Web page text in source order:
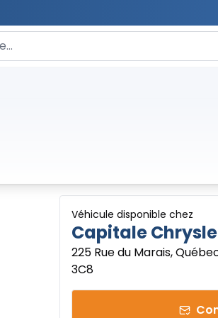
Véhicule disponible chez
Capitale
225 Rue du Marais,
3C8